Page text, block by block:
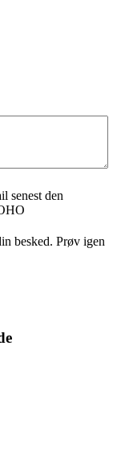
senest den
besked. Prøv igen